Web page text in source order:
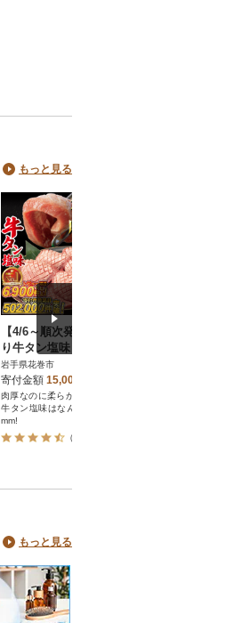
もっと見る
【4/6～順次発送】厚切
り牛タン塩味 1kg(500
g×2パック)
岩手県花巻市
寄付金額 15,000
肉厚なのに柔らかジューシー!
牛タン塩味はなんと厚切り10
mm!
（7,181件）
もっと見る